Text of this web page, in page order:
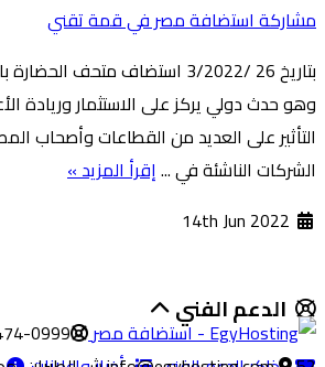
مشاركة استضافة مصر في قمة تقني
بتاريخ 26 /3/2022 استضاف متحف
وهو حدث دولي يركز على الاستثمار وريادة
التأثير على العديد من القطاعات وأصحاب
الشركات الناشئة في ...إقرأ المزيد »
الدعم الفني
0999